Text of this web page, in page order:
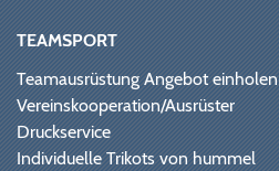
TEAMSPORT
Teamausrüstung Angebot einholen
Vereinskooperation/Ausrüster
Druckservice
Individuelle Trikots von hummel